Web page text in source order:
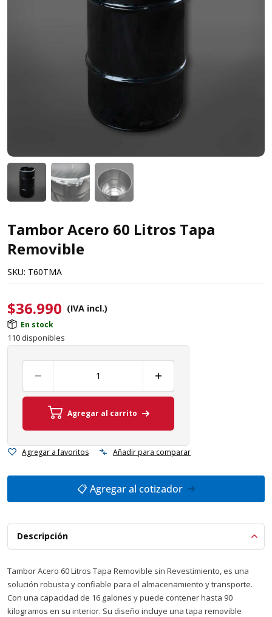
Tambor Acero 60 Litros Tapa
Removible
SKU: T60TMA
$36.990 (IVA incl.)
En stock
110 disponibles
Agregar al carrito
Agregar a favoritos Añadir para comparar
📋 Agregar al cotizador
Descripción
Tambor Acero 60 Litros Tapa Removible sin Revestimiento, es una
solución robusta y confiable para el almacenamiento y transporte.
Con una capacidad de 16 galones y puede contener hasta 90
kilogramos en su interior. Su diseño incluye una tapa removible